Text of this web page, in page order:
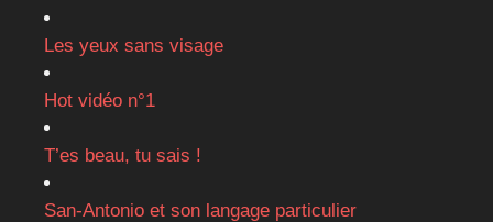
Les yeux sans visage
Hot vidéo n°1
T’es beau, tu sais !
San-Antonio et son langage particulier